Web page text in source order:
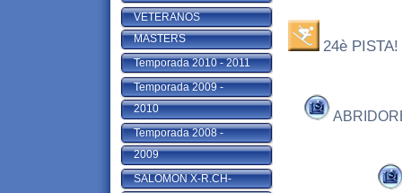
VETERANOS
MASTERS
Temporada 2010 - 2011
Temporada 2009 -
2010
Temporada 2008 -
2009
SALOMON X-R.CH-
24è